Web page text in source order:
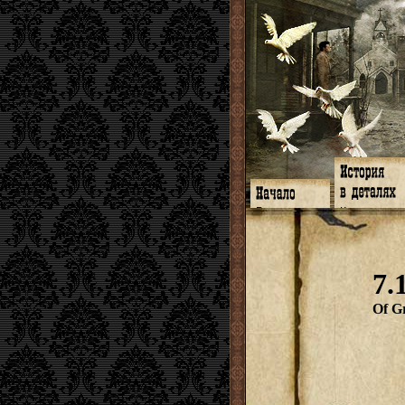
Главная
Программа
Форум
Facebook
Гостевая
Книги
Галереи
Музыка
Видео
Субтитры
Заметки
Мысли
Откровение
Of